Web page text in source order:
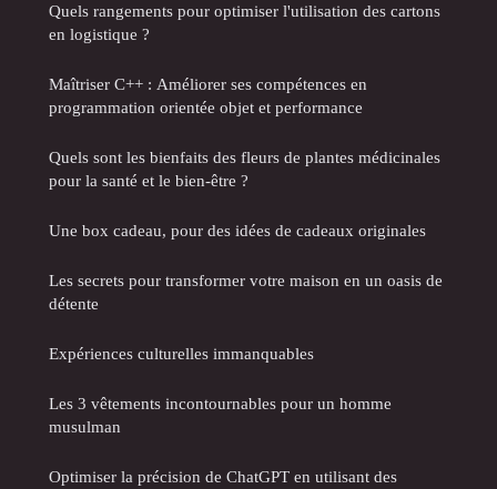
Quels rangements pour optimiser l'utilisation des cartons
en logistique ?
Maîtriser C++ : Améliorer ses compétences en
programmation orientée objet et performance
Quels sont les bienfaits des fleurs de plantes médicinales
pour la santé et le bien-être ?
Une box cadeau, pour des idées de cadeaux originales
Les secrets pour transformer votre maison en un oasis de
détente
Expériences culturelles immanquables
Les 3 vêtements incontournables pour un homme
musulman
Optimiser la précision de ChatGPT en utilisant des